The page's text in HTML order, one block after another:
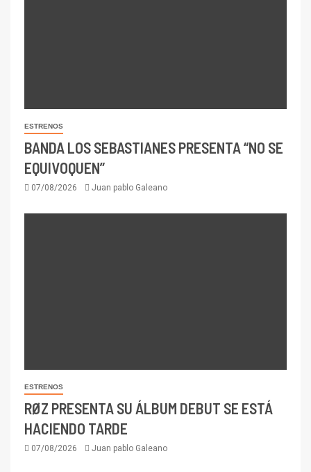
ESTRENOS
BANDA LOS SEBASTIANES PRESENTA “NO SE
EQUIVOQUEN”
07/08/2026 Juan pablo Galeano
ESTRENOS
RØZ PRESENTA SU ÁLBUM DEBUT SE ESTÁ
HACIENDO TARDE
07/08/2026 Juan pablo Galeano